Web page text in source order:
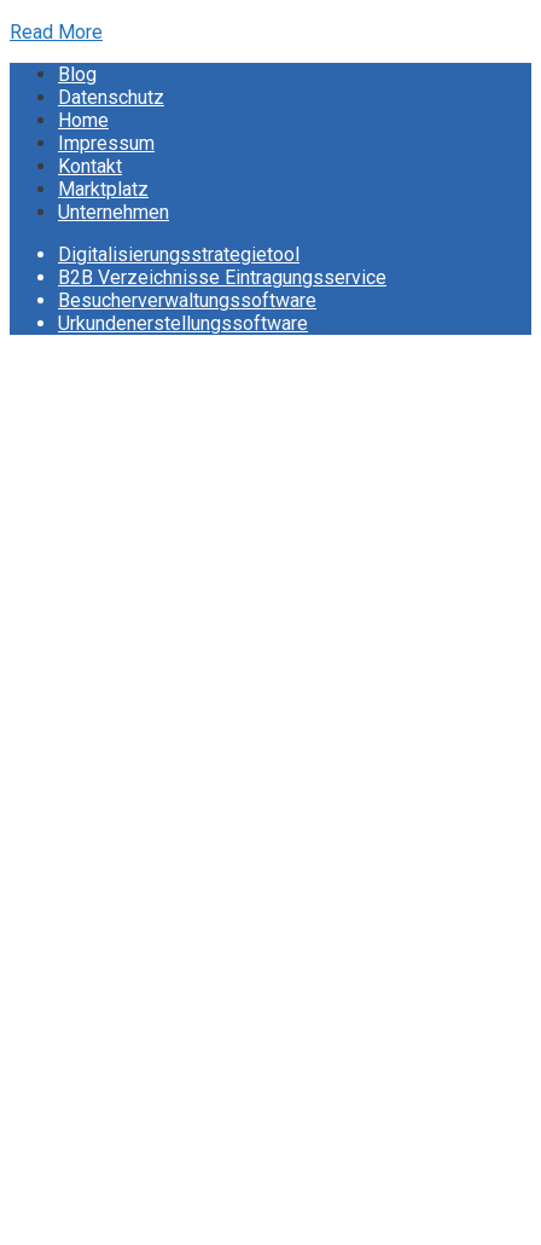
Read More
Blog
Datenschutz
Home
Impressum
Kontakt
Marktplatz
Unternehmen
Digitalisierungsstrategietool
B2B Verzeichnisse Eintragungsservice
Besucherverwaltungssoftware
Urkundenerstellungssoftware